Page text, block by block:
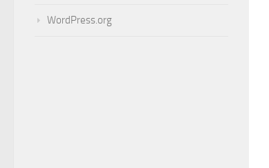
WordPress.org